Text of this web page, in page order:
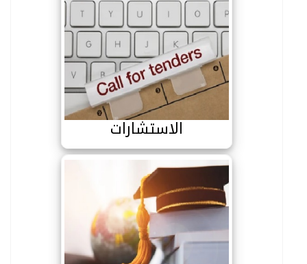
الاستشارات
الاستشارات
المنح